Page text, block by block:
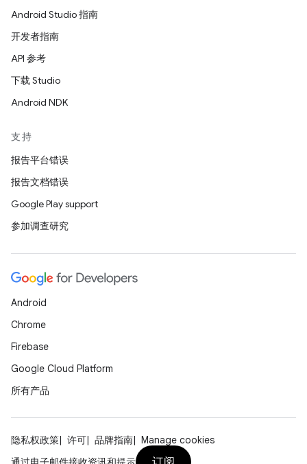
Android Studio 指南
开发者指南
API 参考
下载 Studio
Android NDK
支持
报告平台错误
报告文档错误
Google Play support
参加调查研究
Android
Chrome
Firebase
Google Cloud Platform
所有产品
隐私权政策 许可 品牌指南
Manage cookies